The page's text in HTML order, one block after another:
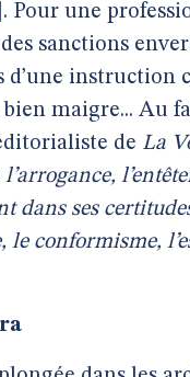
. Pour une
sanctions
d’une instruction
maigre... Au
de La
l’arrogance,
dans ses
le conformisme,